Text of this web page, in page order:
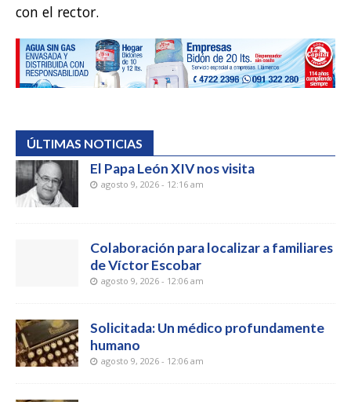
con el rector.
ÚLTIMAS NOTICIAS
El Papa León XIV nos visita
agosto 9, 2026 - 12:16 am
Colaboración para localizar a familiares
de Víctor Escobar
agosto 9, 2026 - 12:06 am
Solicitada: Un médico profundamente
humano
agosto 9, 2026 - 12:06 am